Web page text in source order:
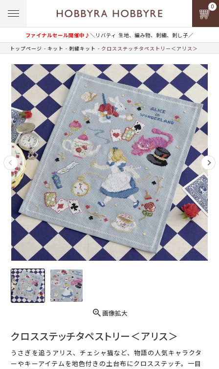
ファイナルセール開催中♪＼リバティ 生地、編み物、刺繍、刺し子／
0
トップページ キット 刺繍キット クロスステッチタペストリー＜アリス＞
画像拡大
クロスステッチタペストリー＜アリス＞
うさぎを追うアリス、チェシャ猫など、物語の人気キャラクタ
ーやキーアイテムを地色付きの土台布にクロスステッチ。一目